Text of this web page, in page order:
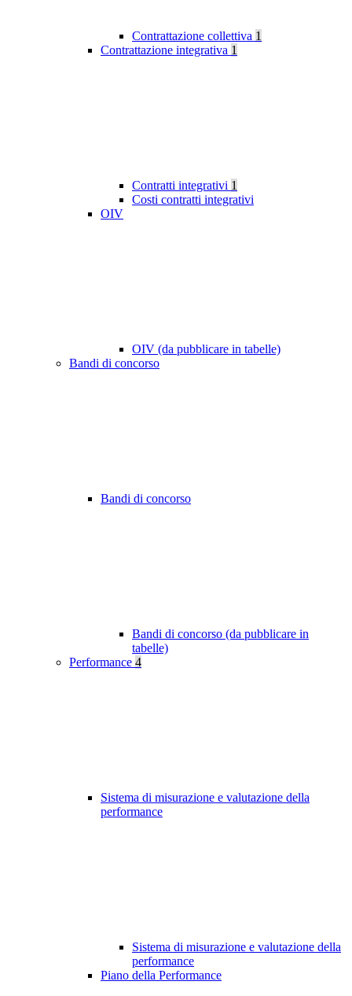
Contrattazione collettiva 1
Contrattazione integrativa 1
Contratti integrativi 1
Costi contratti integrativi
OIV
OIV (da pubblicare in tabelle)
Bandi di concorso
Bandi di concorso
Bandi di concorso (da pubblicare in
tabelle)
Performance 4
Sistema di misurazione e valutazione della
performance
Sistema di misurazione e valutazione della
performance
Piano della Performance